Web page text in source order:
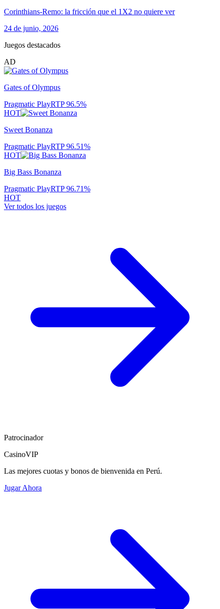
Corinthians-Remo: la fricción que el 1X2 no quiere ver
24 de junio, 2026
Juegos destacados
AD
Gates of Olympus
Pragmatic PlayRTP96.5%
HOT
Sweet Bonanza
Pragmatic PlayRTP96.51%
HOT
Big Bass Bonanza
Pragmatic PlayRTP96.71%
HOT
Ver todos los juegos
Patrocinador
CasinoVIP
Las mejores cuotas y bonos de bienvenida en Perú.
Jugar Ahora